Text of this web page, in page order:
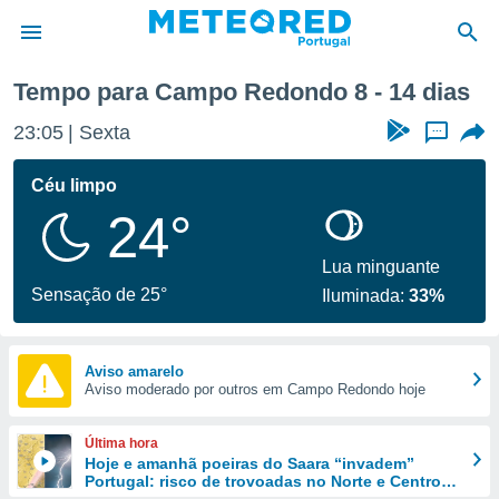
da
foi
fornecidas
a este
das
e
forma
digital
Tempo para Campo Redondo 8 - 14 dias
23:05 Sexta ...
Céu limpo
24°
Sensação de 25°
Lua minguante
Iluminada:33%
Aviso amarelo
Aviso moderado por outros em Campo Redondo hoje
Última hora
Hoje e amanhã poeiras do Saara “invadem”
Portugal: risco de trovoadas no Norte e Centro